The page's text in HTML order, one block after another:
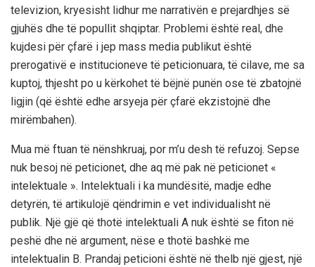
televizion, kryesisht lidhur me narrativën e prejardhjes së
gjuhës dhe të popullit shqiptar. Problemi është real, dhe
kujdesi për çfarë i jep mass media publikut është
prerogativë e institucioneve të peticionuara, të cilave, me sa
kuptoj, thjesht po u kërkohet të bëjnë punën ose të zbatojnë
ligjin (që është edhe arsyeja për çfarë ekzistojnë dhe
mirëmbahen).
Mua më ftuan të nënshkruaj, por m’u desh të refuzoj. Sepse
nuk besoj në peticionet, dhe aq më pak në peticionet «
intelektuale ». Intelektuali i ka mundësitë, madje edhe
detyrën, të artikulojë qëndrimin e vet individualisht në
publik. Një gjë që thotë intelektuali A nuk është se fiton në
peshë dhe në argument, nëse e thotë bashkë me
intelektualin B. Prandaj peticioni është në thelb një gjest, një